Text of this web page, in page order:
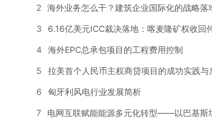
2 海外业务怎么干？建筑企业国际化的战略落
3 6.16亿美元ICC裁决落地：喀麦隆矿权收回
4 海外EPC总承包项目的工程费用控制
5 拉美首个人民币主权商贷项目的成功实践与
6 匈牙利风电行业发展简析
7
电网互联赋能能源多元化转型——以巴基斯